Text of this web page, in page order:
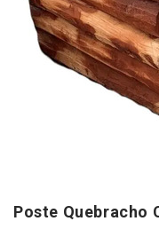
Poste Quebracho